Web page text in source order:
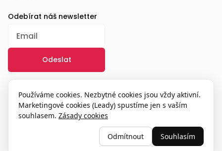
Odebírat náš newsletter
/
GDPR
© 2025, humancraft
Používáme cookies. Nezbytné cookies jsou vždy aktivní.
Marketingové cookies (Leady) spustíme jen s vaším
souhlasem. Zásady cookies
Odmítnout Souhlasím